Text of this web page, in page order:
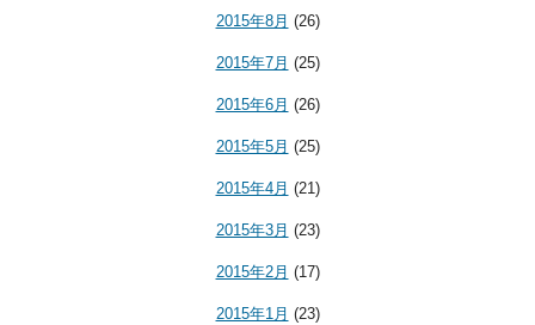
2015年8月 (26)
2015年7月 (25)
2015年6月 (26)
2015年5月 (25)
2015年4月 (21)
2015年3月 (23)
2015年2月 (17)
2015年1月 (23)